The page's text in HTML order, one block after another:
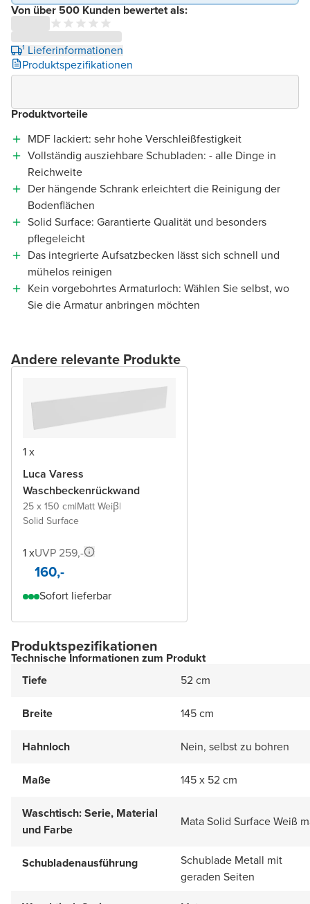
Von über 500 Kunden bewertet als:
¹ Lieferinformationen
Produktspezifikationen
Produktvorteile
MDF lackiert: sehr hohe Verschleißfestigkeit
Vollständig ausziehbare Schubladen: - alle Dinge in
Reichweite
Der hängende Schrank erleichtert die Reinigung der
Bodenflächen
Solid Surface: Garantierte Qualität und besonders
pflegeleicht
Das integrierte Aufsatzbecken lässt sich schnell und
mühelos reinigen
Kein vorgebohrtes Armaturloch: Wählen Sie selbst, wo
Sie die Armatur anbringen möchten
Andere relevante Produkte
1 x
Luca Varess
Waschbeckenrückwand
25 x 150 cm|Matt Weiβ|
Solid Surface
1 xUVP 259,-
160,-
Sofort lieferbar
Produktspezifikationen
Technische Informationen zum Produkt
Tiefe
52 cm
Breite 145 cm
Hahnloch Nein, selbst zu bohren
Maße 145 x 52 cm
Waschtisch: Serie, Material
und Farbe
Mata Solid Surface Weiß
Schubladenausführung
Schublade Metall mit
geraden Seiten